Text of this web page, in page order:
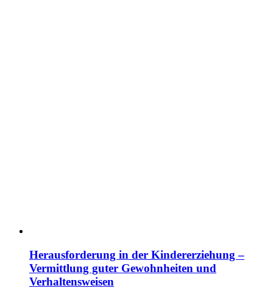
Herausforderung in der Kindererziehung –
Vermittlung guter Gewohnheiten und
Verhaltensweisen